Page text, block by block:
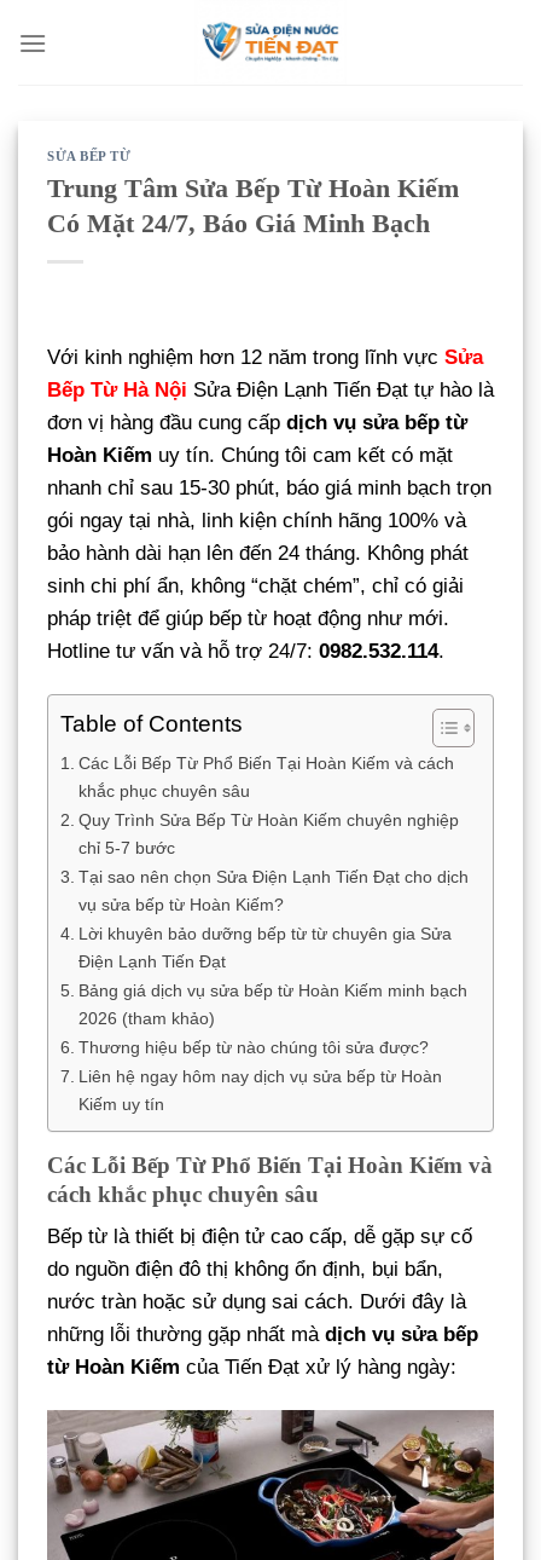
qua
SỬA BẾP TỪ
Trung Tâm Sửa Bếp Từ Hoàn Kiếm
Có Mặt 24/7, Báo Giá Minh Bạch
Với kinh nghiệm hơn 12 năm trong lĩnh vực Sửa
Bếp Từ Hà Nội Sửa Điện Lạnh Tiến Đạt tự hào là
đơn vị hàng đầu cung cấp dịch vụ sửa bếp từ
Hoàn Kiếm uy tín. Chúng tôi cam kết có mặt
nhanh chỉ sau 15-30 phút, báo giá minh bạch trọn
gói ngay tại nhà, linh kiện chính hãng 100% và
bảo hành dài hạn lên đến 24 tháng. Không phát
sinh chi phí ẩn, không “chặt chém”, chỉ có giải
pháp triệt để giúp bếp từ hoạt động như mới.
Hotline tư vấn và hỗ trợ 24/7: 0982.532.114.
Table of Contents
Các Lỗi Bếp Từ Phổ Biến Tại Hoàn Kiếm và cách
khắc phục chuyên sâu
Quy Trình Sửa Bếp Từ Hoàn Kiếm chuyên nghiệp
chỉ 5-7 bước
Tại sao nên chọn Sửa Điện Lạnh Tiến Đạt cho dịch
vụ sửa bếp từ Hoàn Kiếm?
Lời khuyên bảo dưỡng bếp từ từ chuyên gia Sửa
Điện Lạnh Tiến Đạt
Bảng giá dịch vụ sửa bếp từ Hoàn Kiếm minh bạch
2026 (tham khảo)
Thương hiệu bếp từ nào chúng tôi sửa được?
Liên hệ ngay hôm nay dịch vụ sửa bếp từ Hoàn
Kiếm uy tín
Các Lỗi Bếp Từ Phổ Biến Tại Hoàn Kiếm và
cách khắc phục chuyên sâu
Bếp từ là thiết bị điện tử cao cấp, dễ gặp sự cố
do nguồn điện đô thị không ổn định, bụi bẩn,
nước tràn hoặc sử dụng sai cách. Dưới đây là
những lỗi thường gặp nhất mà dịch vụ sửa bếp
từ Hoàn Kiếm của Tiến Đạt xử lý hàng ngày: